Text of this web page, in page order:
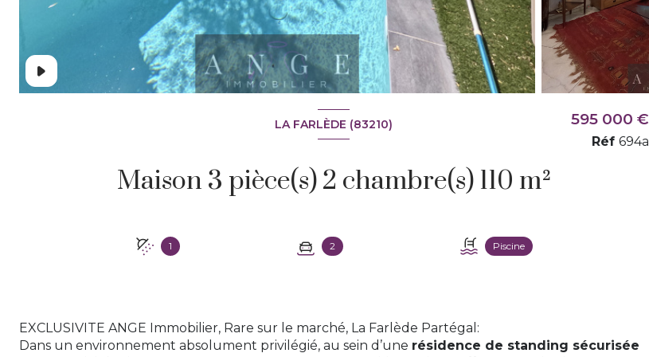
LA FARLÈDE (83210)
Maison 3 pièce(s) 2 chambre(s) 110 m²
1 2 Piscine
595 000 €
Réf 694a
EXCLUSIVITE ANGE Immobilier, Rare sur le marché, La Farlède Partégal:
Dans un environnement absolument privilégié, au sein d’une résidence de standing sécurisée